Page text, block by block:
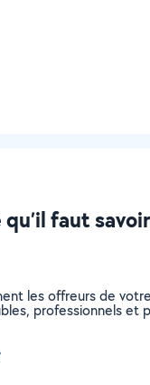
faut savoir
les offreurs de
professionnels